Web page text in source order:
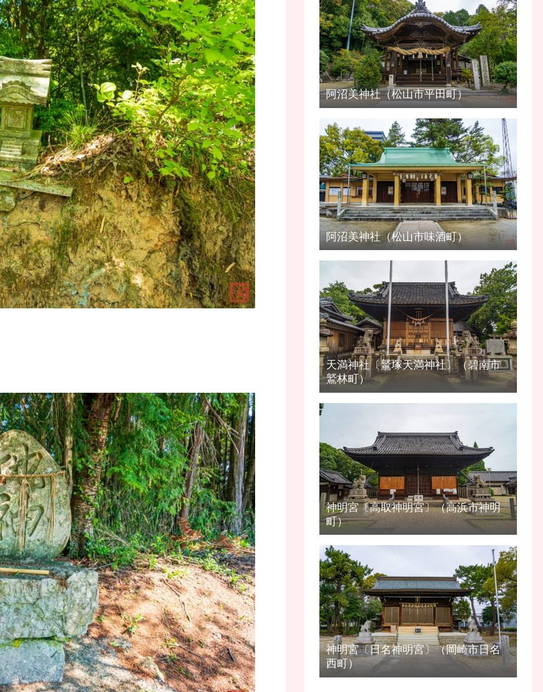
阿沼美神社（松山市平田町）
阿沼美神社（松山市味酒町）
天満神社〔鷲塚天満神社〕（碧南市
鷲林町）
神明宮〔高取神明宮〕（高浜市神明
町）
神明宮〔日名神明宮〕（岡崎市日名
西町）